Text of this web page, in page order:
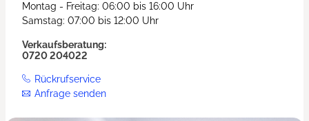
Montag - Freitag: 06:00 bis 16:00 Uhr
Samstag: 07:00 bis 12:00 Uhr
Verkaufsberatung:
0720 204022
Rückrufservice
Anfrage senden